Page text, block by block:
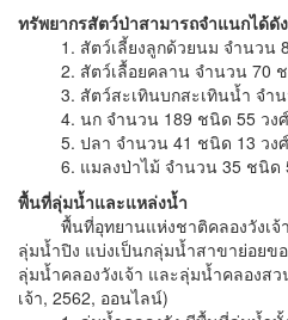
ทรัพยากรสัตว์ป่าสามารถจำแนกได้ดั
1. สัตว์เลี้ยงลูกด้วยนม จำนวน
2. สัตว์เลื้อยคลาน จำนวน 70 ช
3. สัตว์สะเทินบกสะเทินน้ำ จำน
4. นก จำนวน 189 ชนิด 55 วงศ์
5. ปลา จำนวน 41 ชนิด 13 วงศ์
6. แมลงป่าไม้ จำนวน 35 ชนิด
พื้นที่ลุ่มน้ำและแหล่งน้ำ
พื้นที่อุทยานแห่งชาติคลองวังเจ้
ลุ่มน้ำปิง แบ่งเป็นกลุ่มน้ำสาขาย่อยข
ลุ่มน้ำคลองวังเจ้า และลุ่มน้ำคลองส
เจ้า, 2562, ออนไลน์)